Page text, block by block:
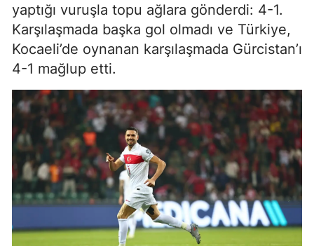
yaptığı vuruşla topu ağlara gönderdi: 4-1.
Karşılaşmada başka gol olmadı ve Türkiye,
Kocaeli’de oynanan karşılaşmada Gürcistan’ı
4-1 mağlup etti.